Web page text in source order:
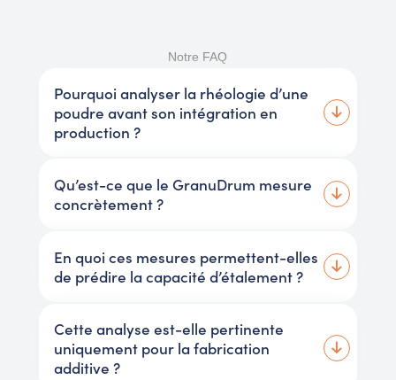
Notre FAQ
Pourquoi analyser la rhéologie d’une
poudre avant son intégration en
production ?
Qu’est-ce que le GranuDrum mesure
concrètement ?
En quoi ces mesures permettent-elles
de prédire la capacité d’étalement ?
Cette analyse est-elle pertinente
uniquement pour la fabrication
additive ?